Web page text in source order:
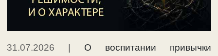
31.07.2026 | О воспитании привычки